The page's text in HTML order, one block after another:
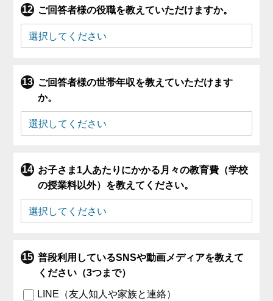
ご回答者様の役職を教えていただけますか。
ご回答者様の世帯年収を教えていただけます
か。
お子さま1人あたりにかかる月々の教育費（学校
の授業料以外）を教えてください。
普段利用しているSNSや動画メディアを教えて
ください（3つまで）
LINE（友人知人や家族と連絡）